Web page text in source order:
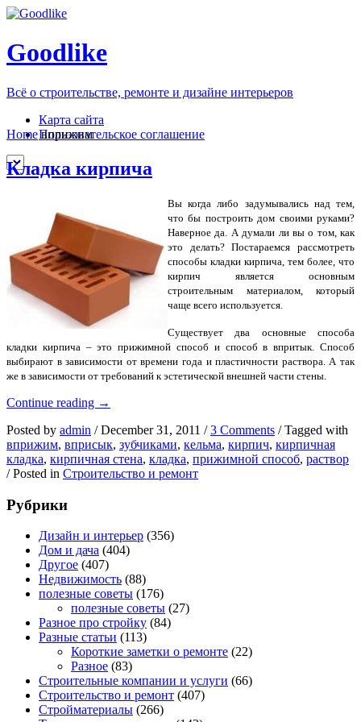
Goodlike
Всё о строительстве, ремонте и дизайне интерьеров
Карта сайта
Пользовательское соглашение
Home вприжим
Кладка кирпича
Вы когда либо задумывались над тем,
что бы построить дом своими руками?
Наверное да. А думали ли вы о том, как
это делать? Постараемся рассмотреть
способы кладки кирпича, тем более, что
кирпич является основным
строительным материалом, который
чаще всего используется.
Существует два основные способа
кладки кирпича – это прижимной способ и способ в впритык. Способ
выбирают в зависимости от времени года и пластичности раствора. А так
же в зависимости от требований к эстетической внешней части стены.
Continue reading Кладка
→
Posted by admin / December 31, 2011 / 3 Comments / Tagged with
вприжим, вприсык, зубчиками, кельма, кирпич, кирпичная
кладка, кирпичная стена, кладка, прижимной способ, раствор
/ Posted in Строительство и ремонт
Рубрики
Дизайн и интерьер (356)
Дом и дача (404)
Другое (407)
Недвижимость (88)
полезные советы (176)
полезные советы (27)
Разное про стройку (84)
Разные статьи (113)
Короткие заметки о ремонте (22)
Разное (83)
Строительные компании и услуги (66)
Строительство и ремонт (407)
Стройматериалы (266)